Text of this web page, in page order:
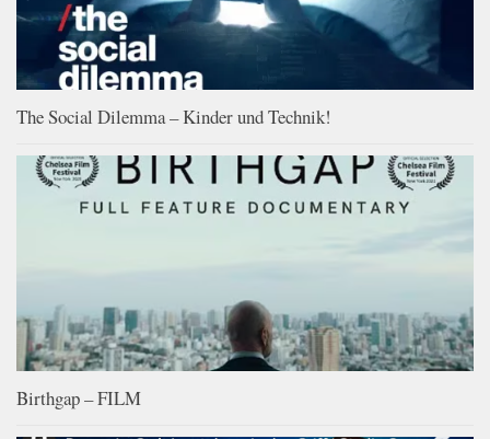
The Social Dilemma – Kinder und Technik!
Birthgap – FILM